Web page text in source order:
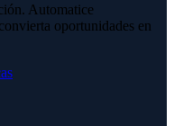
Automatice
oportunidades en